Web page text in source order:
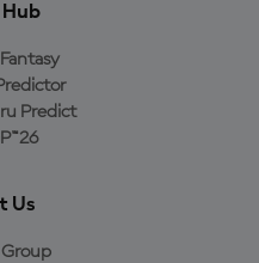
Predict
Us